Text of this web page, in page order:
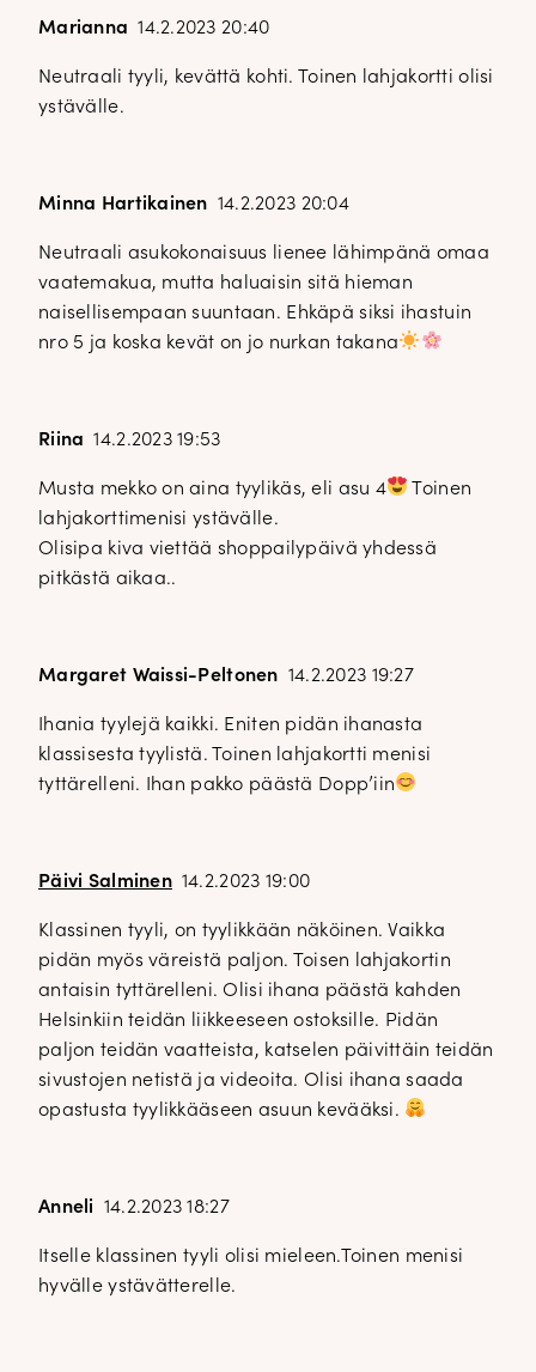
Marianna 14.2.2023 20:40
Neutraali tyyli, kevättä kohti. Toinen lahjakortti olisi
ystävälle.
Minna Hartikainen 14.2.2023 20:04
Neutraali asukokonaisuus lienee lähimpänä omaa
vaatemakua, mutta haluaisin sitä hieman
naisellisempaan suuntaan. Ehkäpä siksi ihastuin
nro 5 ja koska kevät on jo nurkan takana
Riina 14.2.2023 19:53
Musta mekko on aina tyylikäs, eli asu 4
Toinen
lahjakorttimenisi ystävälle.
Olisipa kiva viettää shoppailypäivä yhdessä
pitkästä aikaa..
Margaret Waissi-Peltonen 14.2.2023 19:27
Ihania tyylejä kaikki. Eniten pidän ihanasta
klassisesta tyylistä. Toinen lahjakortti menisi
tyttärelleni. Ihan pakko päästä Dopp’iin
Päivi Salminen 14.2.2023 19:00
Klassinen tyyli, on tyylikkään näköinen. Vaikka
pidän myös väreistä paljon. Toisen lahjakortin
antaisin tyttärelleni. Olisi ihana päästä kahden
Helsinkiin teidän liikkeeseen ostoksille. Pidän
paljon teidän vaatteista, katselen päivittäin teidän
sivustojen netistä ja videoita. Olisi ihana saada
opastusta tyylikkääseen asuun kevääksi.
Anneli 14.2.2023 18:27
Itselle klassinen tyyli olisi mieleen.Toinen menisi
hyvälle ystävätterelle.